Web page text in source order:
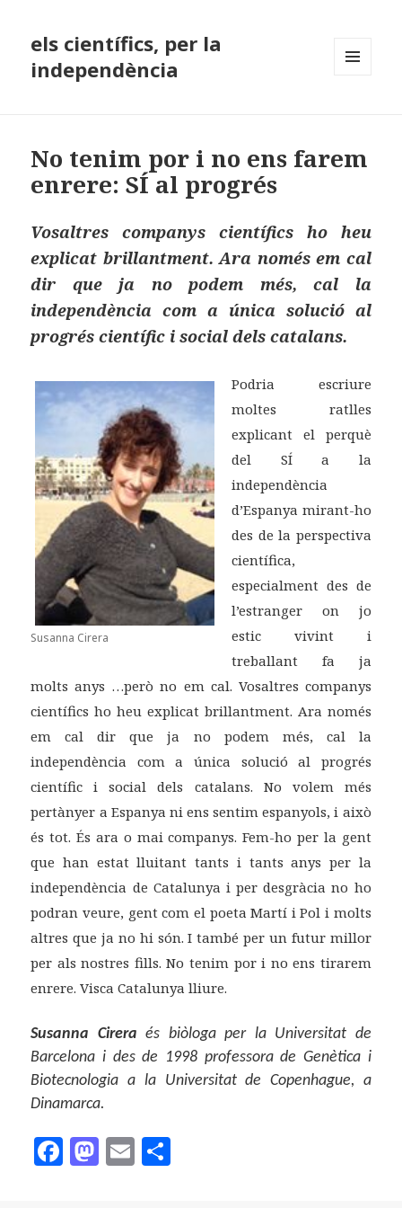
els científics, per la
independència
No tenim por i no ens farem
enrere: SÍ al progrés
Vosaltres companys científics ho heu
explicat brillantment. Ara només em cal
dir que ja no podem més, cal la
independència com a única solució al
progrés científic i social dels catalans.
Susanna Cirera
Podria escriure
moltes ratlles
explicant el perquè
del SÍ a la
independència
d’Espanya mirant-ho
des de la perspectiva
científica,
especialment des de
l’estranger on jo
estic vivint i
treballant fa ja
molts anys …però no em cal. Vosaltres companys
científics ho heu explicat brillantment. Ara només
em cal dir que ja no podem més, cal la
independència com a única solució al progrés
científic i social dels catalans. No volem més
pertànyer a Espanya ni ens sentim espanyols, i això
és tot. És ara o mai companys. Fem-ho per la gent
que han estat lluitant tants i tants anys per la
independència de Catalunya i per desgràcia no ho
podran veure, gent com el poeta Martí i Pol i molts
altres que ja no hi són. I també per un futur millor
per als nostres fills. No tenim por i no ens tirarem
enrere. Visca Catalunya lliure.
Susanna Cireraés biòloga per la Universitat de
Barcelona i des de 1998 professora de Genètica i
Biotecnologia a la Universitat de Copenhague, a
Dinamarca.
F M E